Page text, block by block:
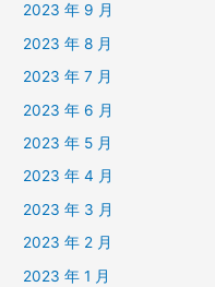
2023 年 9 月
2023 年 8 月
2023 年 7 月
2023 年 6 月
2023 年 5 月
2023 年 4 月
2023 年 3 月
2023 年 2 月
2023 年 1 月